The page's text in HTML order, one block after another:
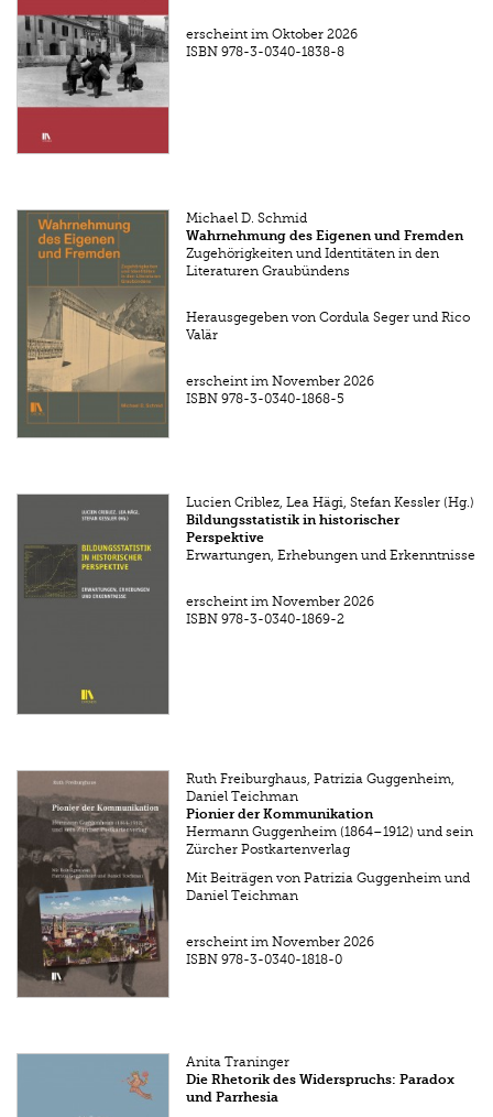
erscheint im Oktober 2026
ISBN 978-3-0340-1838-8
Michael D. Schmid
Wahrnehmung des Eigenen und Fremden
Zugehörigkeiten und Identitäten in den
Literaturen Graubündens
Herausgegeben von Cordula Seger und Rico
Valär
erscheint im November 2026
ISBN 978-3-0340-1868-5
Lucien Criblez, Lea Hägi, Stefan Kessler (Hg.)
Bildungsstatistik in historischer
Perspektive
Erwartungen, Erhebungen und Erkenntnisse
erscheint im November 2026
ISBN 978-3-0340-1869-2
Ruth Freiburghaus, Patrizia Guggenheim,
Daniel Teichman
Pionier der Kommunikation
Hermann Guggenheim (1864–1912) und sein
Zürcher Postkartenverlag
Mit Beiträgen von Patrizia Guggenheim und
Daniel Teichman
erscheint im November 2026
ISBN 978-3-0340-1818-0
Anita Traninger
Die Rhetorik des Widerspruchs: Paradox
und Parrhesia